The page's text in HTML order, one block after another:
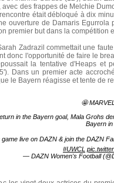
des frappes de Melchie
était débloqué à dix
ouverture de Damaris
premier but dans la compétition
Zadrazil commettait une
donc l'opportunité de faire le
la tentative d'Heaps et
Dans un premier acte
le Bayern réagisse et tente de
🤩
in the Bayern goal, Mala Grohs
Bayern
game live on DAZN & join the DAZN
#UWCL
— DAZN Women's Football